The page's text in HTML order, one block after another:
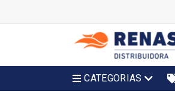
CATEGORIAS